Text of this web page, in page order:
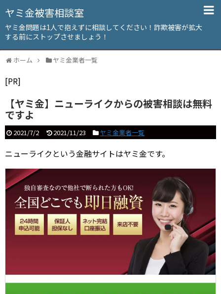
ヤミ金被害相談室
ヤミ金問題は1人で抱えずに相談してください！詐欺被害が拡大
する前にストップさせましょう！
ホーム ヤミ金業者一覧
[PR]
【ヤミ金】ニューライクからの被害相談は無料
ですよ
2021/7/2 2021/11/23 ヤミ金業者一覧
ニューライクという金融サイトはヤミ金です。